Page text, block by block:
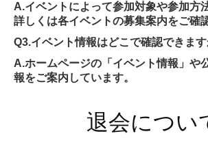
A.イベントによって参加対象や参加方
詳しくは各イベントの募集案内をご確
Q3.イベント情報はどこで確認できます
A.ホームページの「イベント情報」や
報をご案内しています。
退会につい